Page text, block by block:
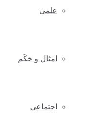
علمی
امثال و حَکَم
اجتماعی